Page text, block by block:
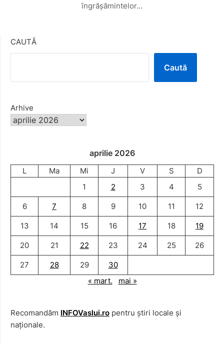
îngrășămintelor…
CAUTĂ
Caută
Arhive
aprilie 2026
L Ma Mi J V S
D
1
2 3 4 5
6 7 8 9 10 11 12
13 14 15 16 17 18 19
20 21 22 23 24 25 26
27 28 29
30
« mart.
mai »
Recomandăm INFOVaslui.ro pentru știri locale și
naționale.